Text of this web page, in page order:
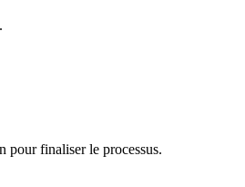
pour finaliser le processus.